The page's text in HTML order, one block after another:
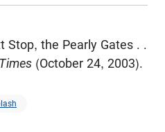
Stop, the Pearly Gates . .
Times (October 24, 2003).